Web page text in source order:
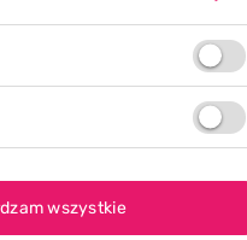
wszystkie